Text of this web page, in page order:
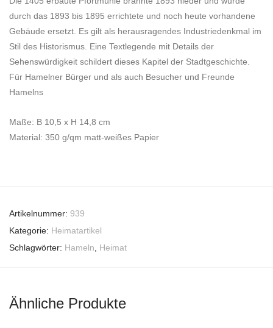
durch das 1893 bis 1895 errichtete und noch heute vorhandene
Gebäude ersetzt. Es gilt als herausragendes Industriedenkmal im
Stil des Historismus. Eine Textlegende mit Details der
Sehenswürdigkeit schildert dieses Kapitel der Stadtgeschichte.
Für Hamelner Bürger und als auch Besucher und Freunde
Hamelns
Maße: B 10,5 x H 14,8 cm
Material: 350 g/qm matt-weißes Papier
Artikelnummer: 939
Kategorie: Heimatartikel
Schlagwörter: Hameln, Heimat
Ähnliche Produkte